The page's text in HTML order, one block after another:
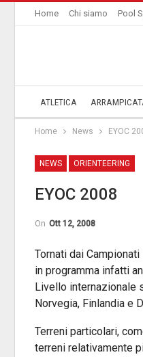
Home Chi siamo Pool
ATLETICA
Home News EYOC
NEWS ORIENTEERING
EYOC 2008
On Ott 12, 2008
Tornati dai
in programma infatti
Livello internazionale
Norvegia, Finlandia e
Terreni particolari,
terreni relativamente